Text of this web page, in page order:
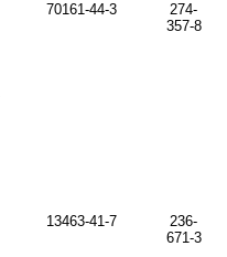
70161-44-3
274-
357-8
13463-41-7
236-
671-3